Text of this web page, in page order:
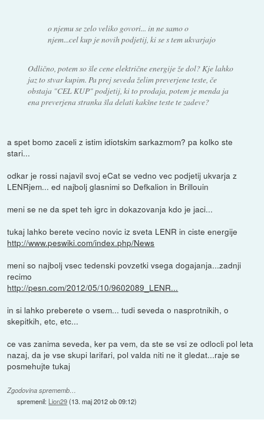
o njemu se zelo veliko govori... in ne samo o
njem...cel kup je novih podjetij, ki se s tem ukvarjajo
Odlično, potem so šle cene električne energije že dol? Kje lahko
jaz to stvar kupim. Pa prej seveda želim preverjene teste, če
obstaja "CEL KUP" podjetij, ki to prodaja, potem je menda ja
ena preverjena stranka šla delati kakšne teste te zadeve?
a spet bomo zaceli z istim idiotskim sarkazmom? pa kolko ste
stari...
odkar je rossi najavil svoj eCat se vedno vec podjetij ukvarja z
LENRjem... ed najbolj glasnimi so Defkalion in Brillouin
meni se ne da spet teh igrc in dokazovanja kdo je jaci...
tukaj lahko berete vecino novic iz sveta LENR in ciste energije
http://www.peswiki.com/index.php/News
meni so najbolj vsec tedenski povzetki vsega dogajanja...zadnji
recimo
http://pesn.com/2012/05/10/9602089_LENR...
in si lahko preberete o vsem... tudi seveda o nasprotnikih, o
skepitkih, etc, etc...
ce vas zanima seveda, ker pa vem, da ste se vsi ze odlocli pol leta
nazaj, da je vse skupi larifari, pol valda niti ne it gledat...raje se
posmehujte tukaj
Zgodovina sprememb…
spremenil: Lion29(13. maj 2012 ob 09:12)